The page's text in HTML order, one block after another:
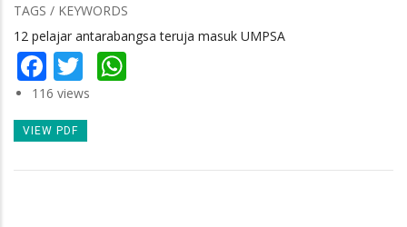
TAGS / KEYWORDS
12 pelajar antarabangsa teruja masuk UMPSA
Facebook
Twitter
116 views
VIEW PDF